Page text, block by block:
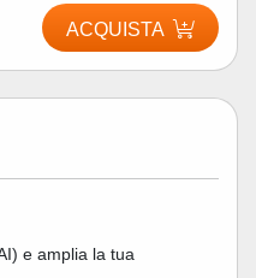
ACQUISTA
e amplia la tua